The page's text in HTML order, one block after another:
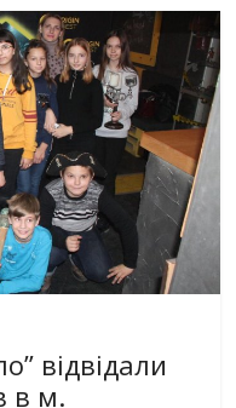
відвідали
в м.